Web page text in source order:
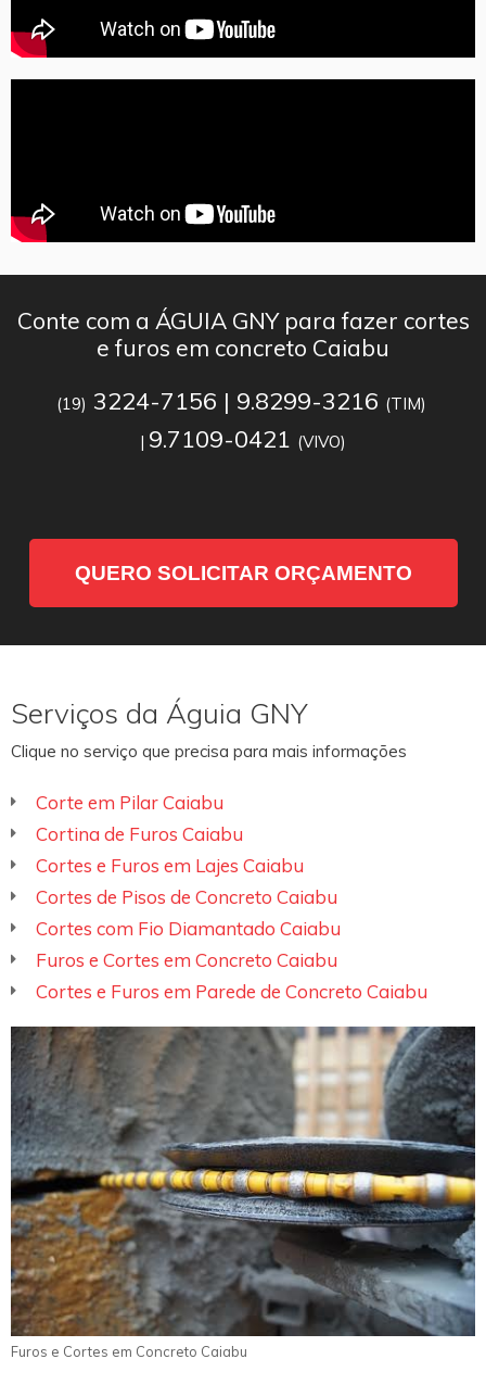
Conte com a ÁGUIA GNY para fazer cortes
e furos em concreto Caiabu
(19) 3224-7156 | 9.8299-3216 (TIM)
| 9.7109-0421 (VIVO)
QUERO SOLICITAR ORÇAMENTO
Serviços da Águia GNY
Clique no serviço que precisa para mais informações
Corte em Pilar Caiabu
Cortina de Furos Caiabu
Cortes e Furos em Lajes Caiabu
Cortes de Pisos de Concreto Caiabu
Cortes com Fio Diamantado Caiabu
Furos e Cortes em Concreto Caiabu
Cortes e Furos em Parede de Concreto Caiabu
Furos e Cortes em Concreto Caiabu